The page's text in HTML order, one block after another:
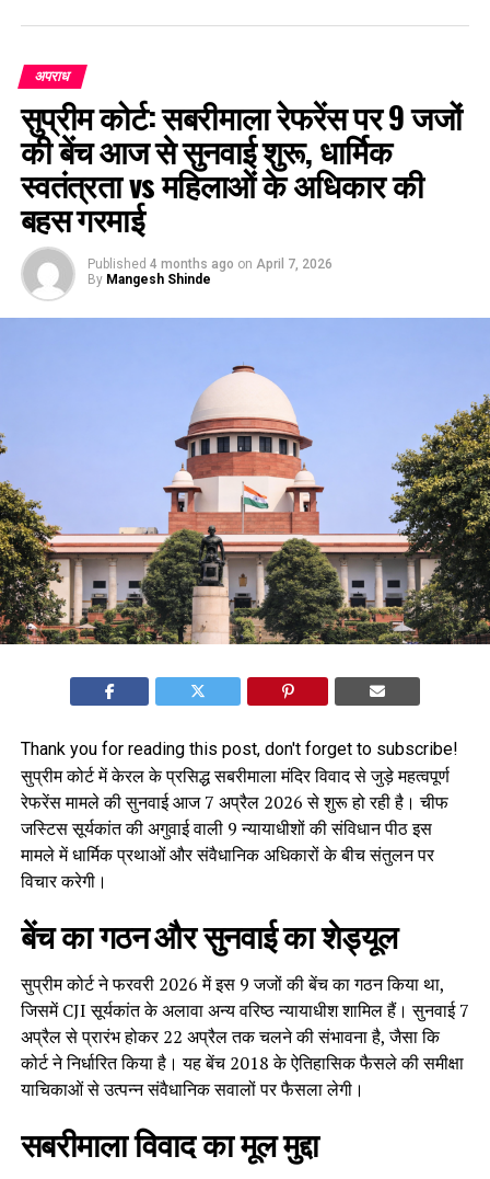
अपराध
सुप्रीम कोर्ट: सबरीमाला रेफरेंस पर 9 जजों
की बेंच आज से सुनवाई शुरू, धार्मिक
स्वतंत्रता vs महिलाओं के अधिकार की
बहस गरमाई
Published 4 months ago on April 7, 2026
By Mangesh Shinde
Thank you for reading this post, don't forget to subscribe!
सुप्रीम कोर्ट में केरल के प्रसिद्ध सबरीमाला मंदिर विवाद से जुड़े महत्वपूर्ण
रेफरेंस मामले की सुनवाई आज 7 अप्रैल 2026 से शुरू हो रही है। चीफ
जस्टिस सूर्यकांत की अगुवाई वाली 9 न्यायाधीशों की संविधान पीठ इस
मामले में धार्मिक प्रथाओं और संवैधानिक अधिकारों के बीच संतुलन पर
विचार करेगी।
बेंच का गठन और सुनवाई का शेड्यूल
सुप्रीम कोर्ट ने फरवरी 2026 में इस 9 जजों की बेंच का गठन किया था,
जिसमें CJI सूर्यकांत के अलावा अन्य वरिष्ठ न्यायाधीश शामिल हैं। सुनवाई 7
अप्रैल से प्रारंभ होकर 22 अप्रैल तक चलने की संभावना है, जैसा कि
कोर्ट ने निर्धारित किया है। यह बेंच 2018 के ऐतिहासिक फैसले की समीक्षा
याचिकाओं से उत्पन्न संवैधानिक सवालों पर फैसला लेगी।
सबरीमाला विवाद का मूल मुद्दा